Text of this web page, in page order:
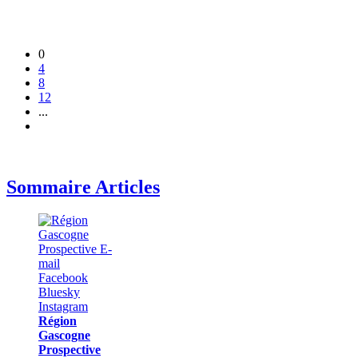
0
4
8
12
...
Sommaire Articles
Région
Gascogne
Prospective